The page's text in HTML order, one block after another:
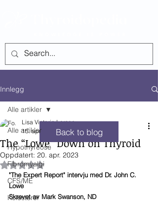
Innlegg
Alle artikler
Hypothyreose
Fibromyalgi
CFS/ME
Kolesterol
Alle artikler
The “Lowe” Down on Thyroid
Lisa Victoria Larsen
15. apr. 2023
11 min lesing
Oppdatert: 20. apr. 2023
Gitt NaN av 5 stjerner.
"The Expert Report" intervju med Dr. John C.
Lowe
Skrevet av Mark Swanson, ND
Back to blog